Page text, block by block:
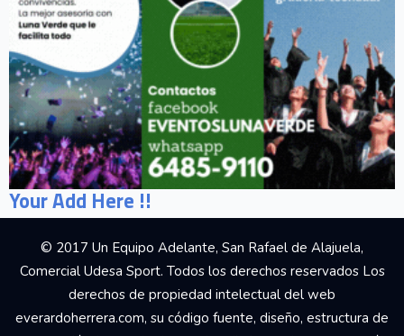
Your Add Here !!
© 2017 Un Equipo Adelante, San Rafael de Alajuela,
Comercial Udesa Sport. Todos los derechos reservados Los
derechos de propiedad intelectual del web
everardoherrera.com, su código fuente, diseño, estructura de